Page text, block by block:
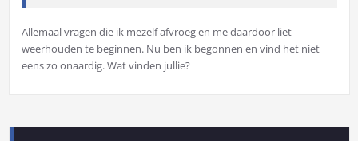
Allemaal vragen die ik mezelf afvroeg en me daardoor liet
weerhouden te beginnen. Nu ben ik begonnen en vind het niet
eens zo onaardig. Wat vinden jullie?